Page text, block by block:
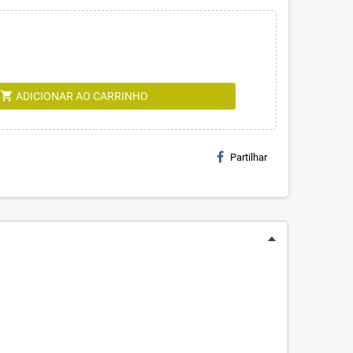
shopping_cart ADICIONAR AO CARRINHO
Partilhar